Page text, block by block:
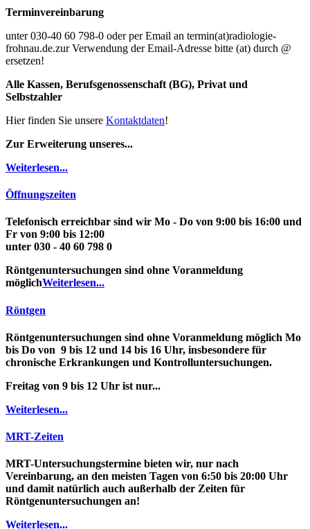
Terminvereinbarung
unter 030-40 60 798-0 oder per Email an termin(at)radiologie-
frohnau.de.zur Verwendung der Email-Adresse bitte (at) durch @
ersetzen!
Alle Kassen, Berufsgenossenschaft (BG), Privat und
Selbstzahler
Hier finden Sie unsere Kontaktdaten!
Zur Erweiterung unseres...
Weiterlesen...
Öffnungszeiten
Telefonisch erreichbar sind wir Mo - Do von 9:00 bis 16:00 und
Fr von 9:00 bis 12:00
unter 030 - 40 60 798 0
Röntgenuntersuchungen sind ohne Voranmeldung
möglichWeiterlesen...
Röntgen
Röntgenuntersuchungen sind ohne Voranmeldung möglich Mo
bis Do von 9 bis 12 und 14 bis 16 Uhr, insbesondere für
chronische Erkrankungen und Kontrolluntersuchungen.
Freitag von 9 bis 12 Uhr ist nur...
Weiterlesen...
MRT-Zeiten
MRT-Untersuchungstermine bieten wir, nur nach
Vereinbarung, an den meisten Tagen von 6:50 bis 20:00 Uhr
und damit natürlich auch außerhalb der Zeiten für
Röntgenuntersuchungen an!
Weiterlesen...